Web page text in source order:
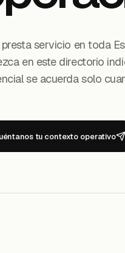
presta servicio en toda
en este directorio
se acuerda solo
tu contexto operativo